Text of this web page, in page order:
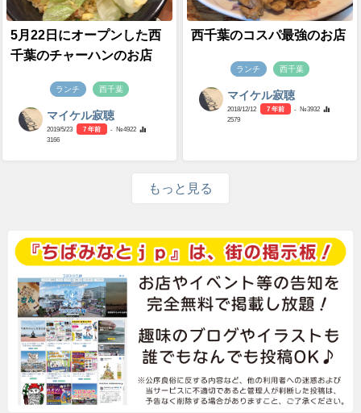
5月22日にオープンした西
千葉のチャーハンのお店
ランチ 西千葉
マイケル寂聴
2019/5/23 7 年前
- №4922
3166
西千葉のコスパ最強のお店
ランチ 西千葉
マイケル寂聴
2018/12/12 7 年前
- №3932
2579
もっと見る